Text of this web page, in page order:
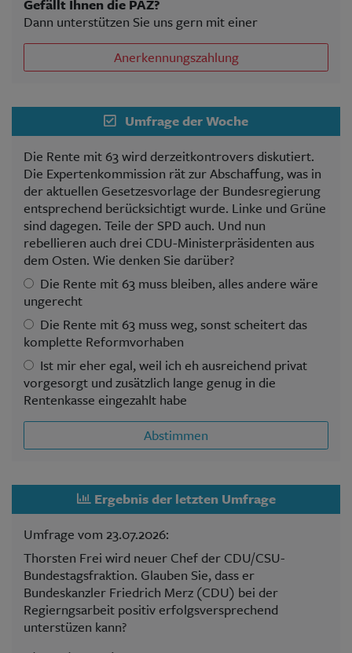
Gefällt Ihnen die PAZ?
Dann unterstützen Sie uns gern mit einer
Anerkennungszahlung
Umfrage der Woche
Die Rente mit 63 wird derzeitkontrovers diskutiert.
Die Expertenkommission rät zur Abschaffung, was in
der aktuellen Gesetzesvorlage der Bundesregierung
entsprechend berücksichtigt wurde. Linke und Grüne
sind dagegen. Teile der SPD auch. Und nun
rebellieren auch drei CDU-Ministerpräsidenten aus
dem Osten. Wie denken Sie darüber?
Die Rente mit 63 muss bleiben, alles andere wäre
ungerecht
Die Rente mit 63 muss weg, sonst scheitert das
komplette Reformvorhaben
Ist mir eher egal, weil ich eh ausreichend privat
vorgesorgt und zusätzlich lange genug in die
Rentenkasse eingezahlt habe
Abstimmen
Ergebnis der letzten Umfrage
Umfrage vom 23.07.2026:
Thorsten Frei wird neuer Chef der CDU/CSU-
Bundestagsfraktion. Glauben Sie, dass er
Bundeskanzler Friedrich Merz (CDU) bei der
Regierngsarbeit positiv erfolgsversprechend
unterstüzen kann?